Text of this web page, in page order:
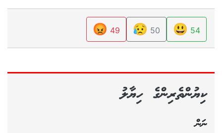
54
😃
50
😥
49
😡
ކިޔުންތެރިންގެ ހިޔާލު
ނަން